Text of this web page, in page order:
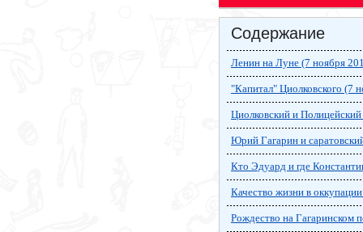
Содержание
Ленин на Луне (7 ноября
"Капитал" Циолковского (7
Циолковский и
Юрий Гагарин и
Кто Эдуард и где
Качество жизни в
Рождество на Гагаринском